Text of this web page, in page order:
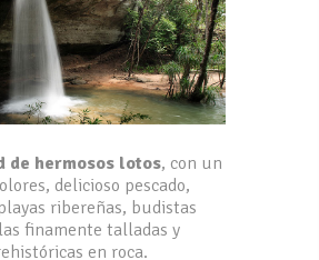
de hermosos lotos, con un
delicioso pescado,
ribereñas, budistas
finamente talladas y
en roca.